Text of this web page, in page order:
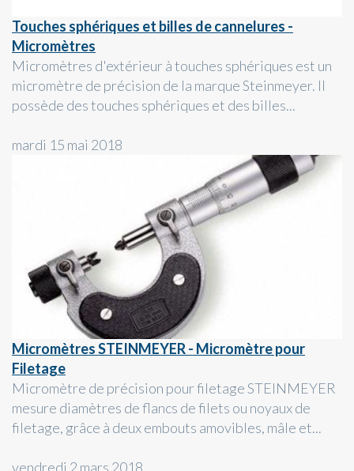
Touches sphériques et billes de cannelures -
Micromètres
Micromètres d'extérieur à touches sphériques est un
micromètre de précision de la marque Steinmeyer. Il
possède des touches sphériques et des billes...
mardi 15 mai 2018
Micromètres STEINMEYER - Micromètre pour
Filetage
Micromètre de précision pour filetage STEINMEYER
mesure diamètres de flancs de filets ou noyaux de
filetage, grâce à deux embouts amovibles, mâle et...
vendredi 2 mars 2018